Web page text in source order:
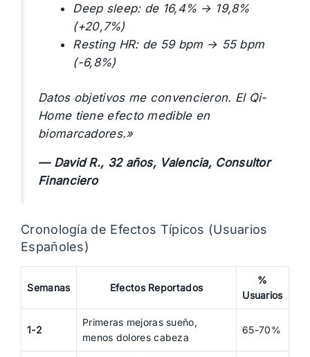
Deep sleep: de 16,4% → 19,8%
(+20,7%)
Resting HR: de 59 bpm → 55 bpm
(-6,8%)
Datos objetivos me convencieron. El Qi-
Home tiene efecto medible en
biomarcadores.»
— David R., 32 años, Valencia, Consultor
Financiero
Cronología de Efectos Típicos (Usuarios
Españoles)
Semanas Efectos Reportados
%
Usuarios
1-2
Primeras mejoras sueño,
menos dolores cabeza
65-70%